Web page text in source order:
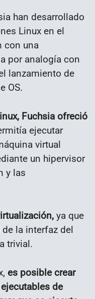
han desarrollado
Linux en el
con una
por analogía con
lanzamiento de
OS.
Fuchsia ofreció
ejecutar
virtual
un hipervisor
y las
ya que
la interfaz del
trivial.
es posible crear
de